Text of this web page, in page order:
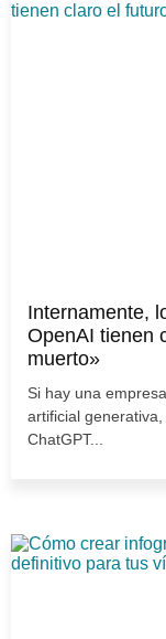
Internamente,
OpenAI tienen
muerto»
Si hay una
artificial
ChatGPT...